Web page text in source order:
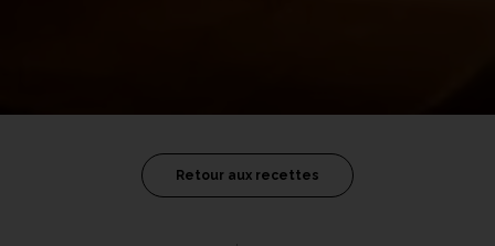
Retour aux recettes